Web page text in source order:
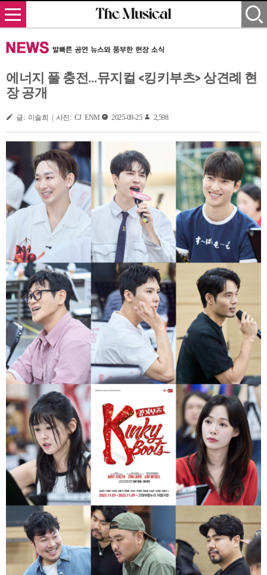
에너지 풀 충전…뮤지컬 <킹키부츠> 상견례 현
장 공개
글: 이솔희 | 사진: CJ ENM 2025-09-25 2,598